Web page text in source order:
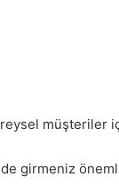
müşteriler
girmeniz